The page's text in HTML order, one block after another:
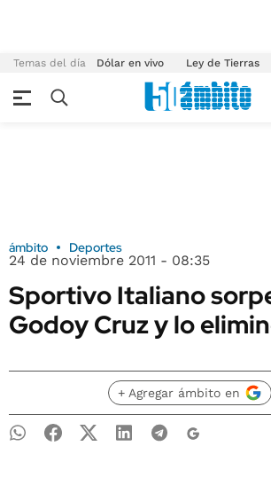
Temas del día Dólar en vivo Ley de Tierras
ámbito Deportes
24 de noviembre 2011 - 08:35
Sportivo Italiano
Godoy Cruz y lo
+ Agregar ámbito en